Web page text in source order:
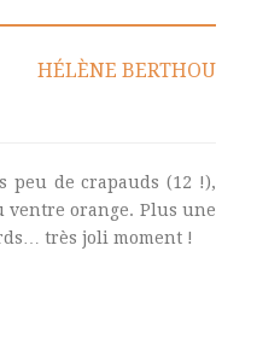
HÉLÈNE BERTHOU
peu de crapauds (12 !),
ventre orange. Plus une
très joli moment !